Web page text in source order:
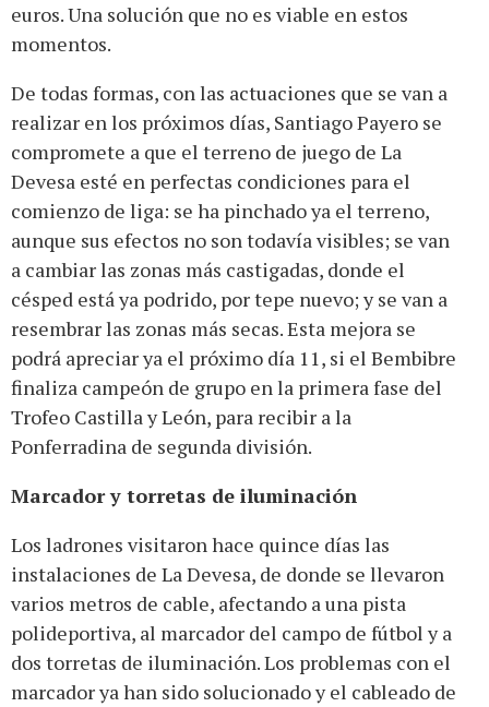
euros. Una solución que no es viable en estos
momentos.
De todas formas, con las actuaciones que se van a
realizar en los próximos días, Santiago Payero se
compromete a que el terreno de juego de La
Devesa esté en perfectas condiciones para el
comienzo de liga: se ha pinchado ya el terreno,
aunque sus efectos no son todavía visibles; se van
a cambiar las zonas más castigadas, donde el
césped está ya podrido, por tepe nuevo; y se van a
resembrar las zonas más secas. Esta mejora se
podrá apreciar ya el próximo día 11, si el Bembibre
finaliza campeón de grupo en la primera fase del
Trofeo Castilla y León, para recibir a la
Ponferradina de segunda división.
Marcador y torretas de iluminación
Los ladrones visitaron hace quince días las
instalaciones de La Devesa, de donde se llevaron
varios metros de cable, afectando a una pista
polideportiva, al marcador del campo de fútbol y a
dos torretas de iluminación. Los problemas con el
marcador ya han sido solucionado y el cableado de